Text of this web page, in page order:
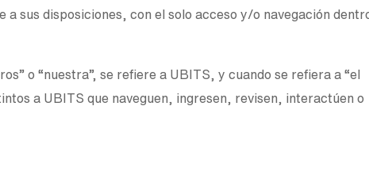
sus disposiciones, con el solo acceso y/o navegación
o “nuestra”, se refiere a UBITS, y cuando se refiera a “el
a UBITS que naveguen, ingresen, revisen, interactúen o